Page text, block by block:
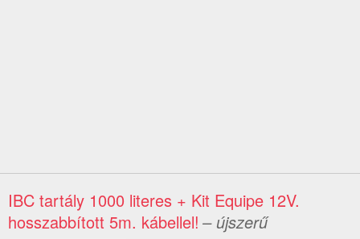
IBC tartály 1000 literes + Kit Equipe 12V.
hosszabbított 5m. kábellel! – újszerű